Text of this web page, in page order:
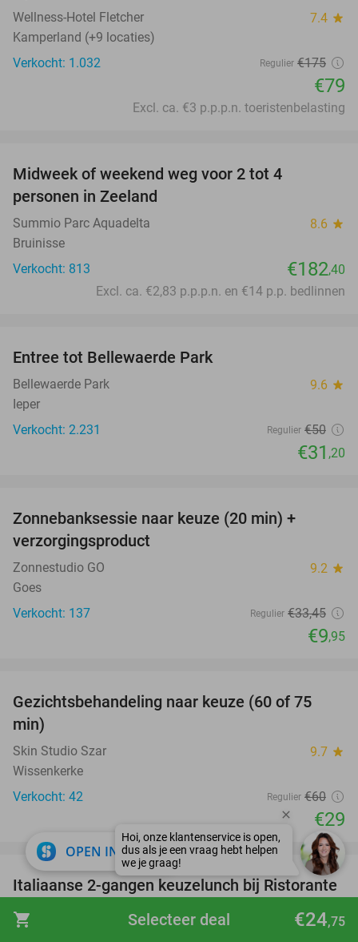
shopping_cart €24,75
Selecteer deal
Wellness-Hotel Fletcher 7.4 star
Kamperland (+9 locaties)
Verkocht: 1.032
Regulier €175
€79
Excl. ca. €3 p.p.p.n. toeristenbelasting
Midweek of weekend weg voor 2 tot 4
personen in Zeeland
Summio Parc Aquadelta 8.6 star
Bruinisse
Verkocht: 813
€182,40
Excl. ca. €2,83 p.p.p.n. en €14 p.p. bedlinnen
Entree tot Bellewaerde Park
Bellewaerde Park 9.6 star
Ieper
Verkocht: 2.231
Regulier €50
€31 ,20
Zonnebanksessie naar keuze (20 min) +
verzorgingsproduct
Zonnestudio GO 9.2 star
Goes
Verkocht: 137
Regulier €33,45
€9,95
52%
Gezichtsbehandeling naar keuze (60 of 75
min)
Skin Studio Szar 9.7 star
Wissenkerke
Verkocht: 42
Regulier €60
€29
41%
favorite_border
Italiaanse 2-gangen keuzelunch bij Ristorante
Pizzeria La Vita Bella
OPEN IN APP close